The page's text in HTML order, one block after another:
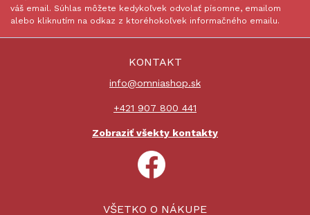
váš email. Súhlas môžete kedykoľvek odvolať písomne, emailom
alebo kliknutím na odkaz z ktoréhokoľvek informačného emailu.
KONTAKT
info@omniashop.sk
+421 907 800 441
Zobraziť všekty kontakty
VŠETKO O NÁKUPE